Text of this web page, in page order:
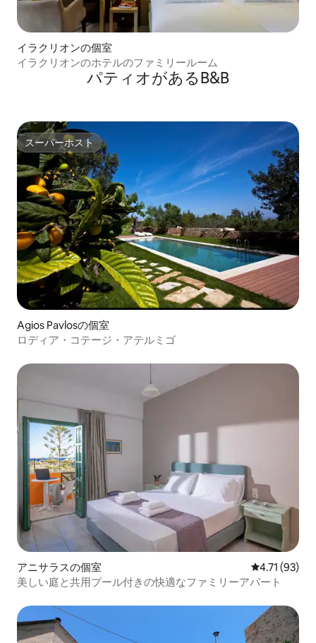
イラクリオンの個室
イラクリオンのホテルのファミリールーム
パティオがあるB&B
スーパーホスト
スーパーホスト
Agios Pavlosの個室
ロディア・コテージ・アテルミゴ
アニサラスの個室 レビュー93
4.71 (93)
美しい庭と共用プール付きの快適なファミリーアパート